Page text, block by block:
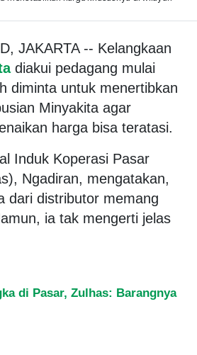
JAKARTA -- Kelangkaan
diakui pedagang mulai
diminta untuk menertibkan
Minyakita agar
harga bisa teratasi.
Induk Koperasi Pasar
Ngadiran, mengatakan,
dari distributor memang
ia tak mengerti jelas
di Pasar, Zulhas: Barangnya